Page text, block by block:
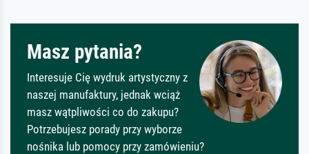
Masz pytania?
Interesuje Cię wydruk artystyczny z
naszej manufaktury, jednak wciąż
masz wątpliwości co do zakupu?
Potrzebujesz porady przy wyborze
nośnika lub pomocy przy zamówieniu?